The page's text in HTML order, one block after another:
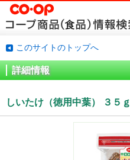
このサイトのトップへ
詳細情報
しいたけ（徳用中葉） ３５ｇ